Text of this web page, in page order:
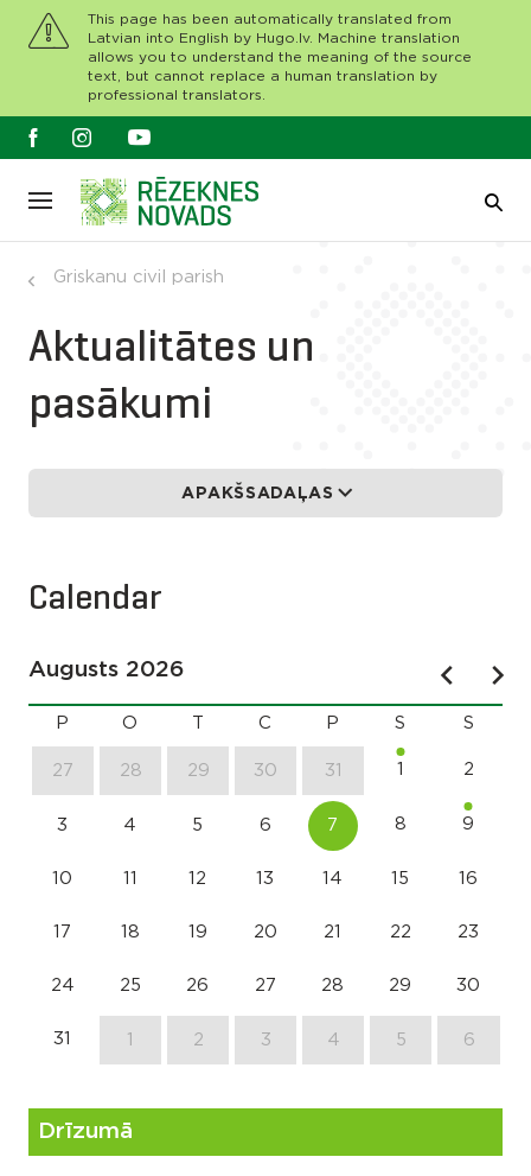
This page has been automatically translated from
Latvian into English by Hugo.lv. Machine translation
allows you to understand the meaning of the source
text, but cannot replace a human translation by
professional translators.
Griskanu civil parish
Aktualitātes un
pasākumi
APAKŠSADAĻAS
Calendar
Augusts 2026
P O C P S S
27 28 29 30 31 1 2
3 4 5 6 7 8 9
10 11 12 13 14 15 16
17 18 19 20 21 22 23
24 25 26 27 28 29 30
31 1 2 3 4 5 6
Drīzumā